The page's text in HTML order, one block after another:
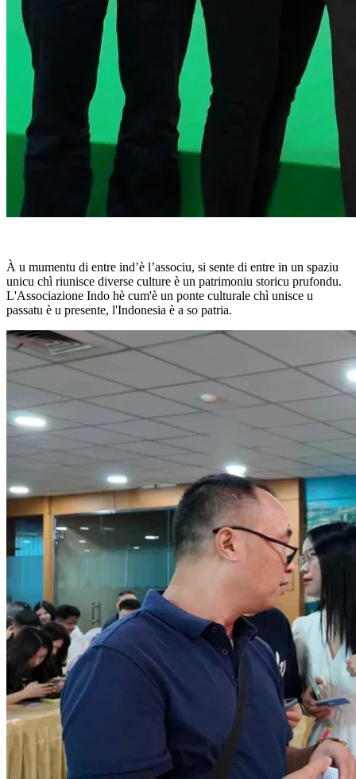
À u mumentu di entre ind’è l’associu, si sente di entre in un spaziu
unicu chì riunisce diverse culture è un patrimoniu storicu prufondu.
L'Associazione Indo hè cum'è un ponte culturale chì unisce u
passatu è u presente, l'Indonesia è a so patria.